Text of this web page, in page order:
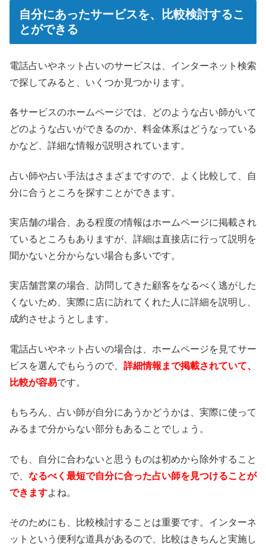
自分にあったサービスを、比較検討するこ
とができる
電話占いやネット占いのサービスは、インターネット検索
で探してみると、いくつか見つかります。
各サービスのホームページでは、どのような占い師がいて
どのような占いができるのか、料金体系はどうなっている
かなど、詳細な情報が説明されています。
占い師や占い手法はさまざまですので、よく比較して、自
分に合うところを探すことができます。
実店舗の場合、ある程度の情報はホームページに掲載され
ているところもありますが、詳細は直接店に行って説明を
聞かないと分からない場合も多いです。
実店舗営業の場合、訪問してきた顧客をなるべく逃がした
くないため、実際に店に訪れてくれた人に詳細を説明し、
成約させようとします。
電話占いやネット占いの場合は、ホームページを見てサー
ビスを選んでもらうので、 詳細情報まで掲載されていて、
比較が容易です。
もちろん、占い師が自分にあうかどうかは、実際に使って
みるまで分からない部分もあることでしょう。
でも、自分に合わないと思うものは初めから除外すること
で、 なるべく最短で自分に合った占い師を見つけることが
できますよね。
そのためにも、比較検討することは重要です。インターネ
ットという便利な道具があるので、比較はきちんと実施し